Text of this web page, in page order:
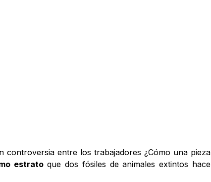
controversia entre los trabajadores ¿Cómo una pieza
estratoque dos fósiles de animales extintos hace